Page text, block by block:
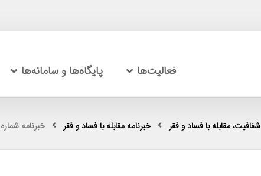
فعالیت‌ها پایگاه‌ها و سامانه‌ها
شفافیت، مقابله با فساد و فقر خبرنامه مقابله با فساد و فقر خبرنامه شماره 42 مقابله با فساد و فقر: فقر و انرژی